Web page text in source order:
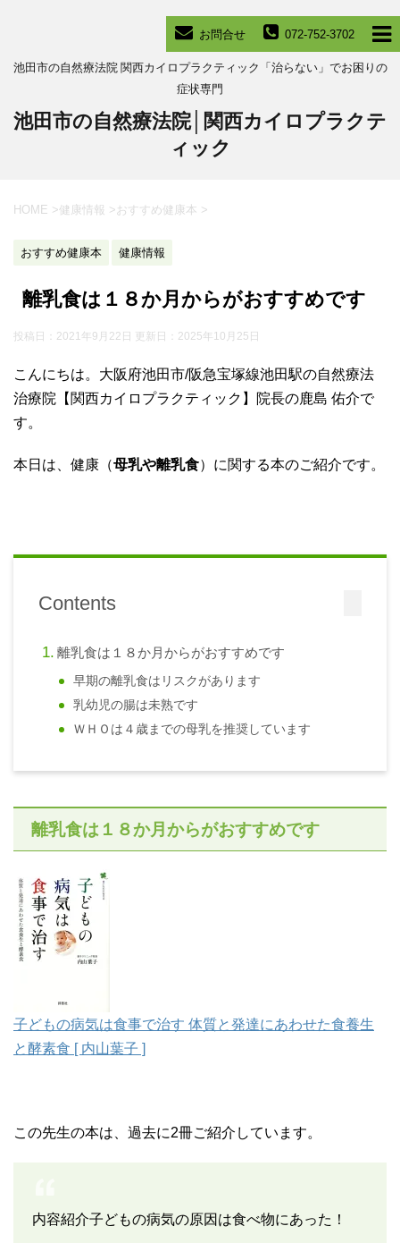
072-752-3702
お問合せ
池田市の自然療法院 関西カイロプラクティック「治らない」でお困りの
症状専門
池田市の自然療法院│関西カイロプラクテ
ィック
HOME >健康情報 >おすすめ健康本 >
おすすめ健康本 健康情報
離乳食は１８か月からがおすすめです
投稿日：2021年9月22日 更新日： 2025年10月25日
こんにちは。大阪府池田市/阪急宝塚線池田駅の自然療法
治療院【関西カイロプラクティック】院長の鹿島 佑介で
す。
本日は、健康（母乳や離乳食）に関する本のご紹介です。
Contents
離乳食は１８か月からがおすすめです
早期の離乳食はリスクがあります
乳幼児の腸は未熟です
ＷＨＯは４歳までの母乳を推奨しています
離乳食は１８か月からがおすすめです
子どもの病気は食事で治す 体質と発達にあわせた食養生
と酵素食 [ 内山葉子 ]
この先生の本は、過去に2冊ご紹介しています。
内容紹介子どもの病気の原因は食べ物にあった！